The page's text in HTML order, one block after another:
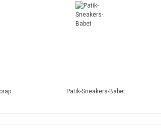
Patik-Sneakers-Babet